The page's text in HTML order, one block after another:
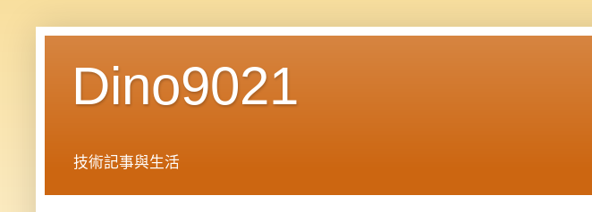
Dino9021
技術記事與生活